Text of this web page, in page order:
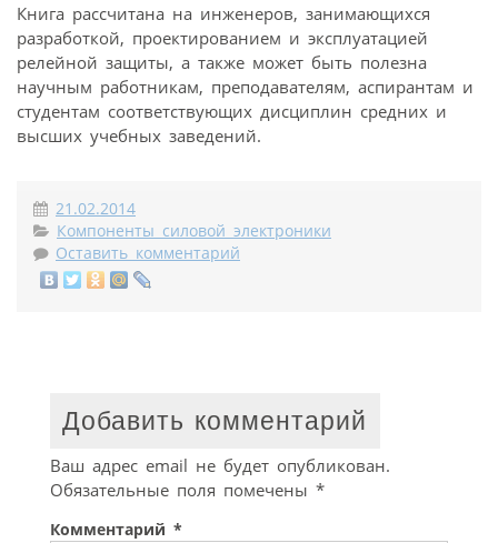
Книга рассчитана на инженеров, занимающихся
разработкой, проектированием и эксплуатацией
релейной защиты, а также может быть полезна
научным работникам, преподавателям, аспирантам и
студентам соответствующих дисциплин средних и
высших учебных заведений.
21.02.2014
Компоненты силовой электроники
Оставить комментарий
Добавить комментарий
Ваш адрес email не будет опубликован.
Обязательные поля помечены *
Комментарий *